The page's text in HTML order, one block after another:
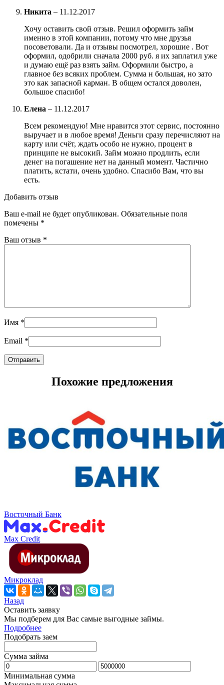
Никита – 11.12.2017
Хочу оставить свой отзыв. Решил оформить займ
именно в этой компании, потому что мне друзья
посоветовали. Да и отзывы посмотрел, хорошие . Вот
оформил, одобрили сначала 2000 руб. я их заплатил уже
и думаю ещё раз взять займ. Оформили быстро, а
главное без всяких проблем. Сумма н большая, но зато
это как запасной карман. В общем остался доволен,
большое спасибо!
Елена – 11.12.2017
Всем рекомендую! Мне нравится этот сервис, постоянно
выручает и в любое время! Деньги сразу перечисляют на
карту или счёт, ждать особо не нужно, процент в
принципе не высокий. Займ можно продлить, если
денег на погашение нет на данный момент. Частично
платить, кстати, очень удобно. Спасибо Вам, что вы
есть.
Добавить отзыв
Ваш e-mail не будет опубликован. Обязательные поля
помечены *
Ваш отзыв *
Имя *
Email *
Похожие предложения
Восточный Банк
Max Credit
Микроклад
Назад
Оставить заявку
Мы подберем для Вас самые выгодные займы.
Подробнее
Подобрать заем
Сумма займа
Минимальная сумма